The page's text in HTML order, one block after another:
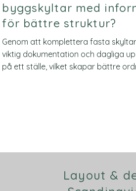
byggskyltar med
för bättre struktur?
Genom att komplettera fasta
viktig dokumentation och dagliga
på ett ställe, vilket skapar bättre
Layout &